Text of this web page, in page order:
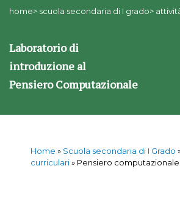
home> scuola secondaria di I grado>
Laboratorio di
introduzione al
Pensiero Computazionale
Home » Scuola secondaria di I Grado
curriculari» Pensiero computazionale